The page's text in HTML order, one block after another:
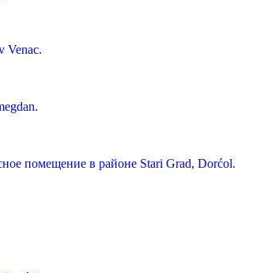
Venac.
помещение в районе Stari Grad, Dorćol.